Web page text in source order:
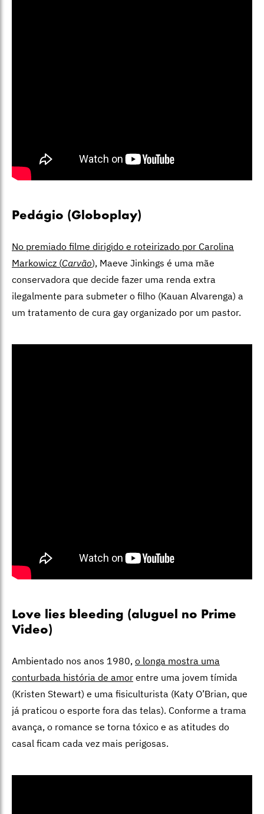
Pedágio (Globoplay)
No premiado filme dirigido e roteirizado por Carolina
Markowicz (Carvão), Maeve Jinkings é uma mãe
conservadora que decide fazer uma renda extra
ilegalmente para submeter o filho (Kauan Alvarenga) a
um tratamento de cura gay organizado por um pastor.
Love lies bleeding (aluguel no Prime
Video)
Ambientado nos anos 1980, o longa mostra uma
conturbada história de amor entre uma jovem tímida
(Kristen Stewart) e uma fisiculturista (Katy O’Brian, que
já praticou o esporte fora das telas). Conforme a trama
avança, o romance se torna tóxico e as atitudes do
casal ficam cada vez mais perigosas.